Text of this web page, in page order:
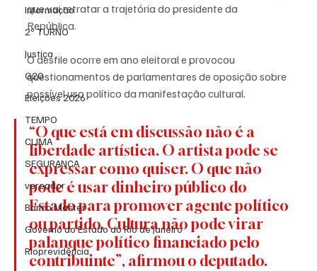
Informação
2º TURNO
Justiça
G20
Eleições 2026
TEMPO
CLIMA
SEGURANÇA
vereador
Banco Master
Governo do Estado do Rio de Janeiro
Rioprevidência
que vai retratar a trajetória do presidente da
República.
O desfile ocorre em ano eleitoral e provocou
questionamentos de parlamentares de oposição sobre
possível uso político da manifestação cultural.
“O que está em discussão não é a
liberdade artística. O artista pode se
expressar como quiser. O que não
pode é usar dinheiro público do
Estado para promover agente político
ou partido. Cultura não pode virar
palanque político financiado pelo
contribuinte”, afirmou o deputado.